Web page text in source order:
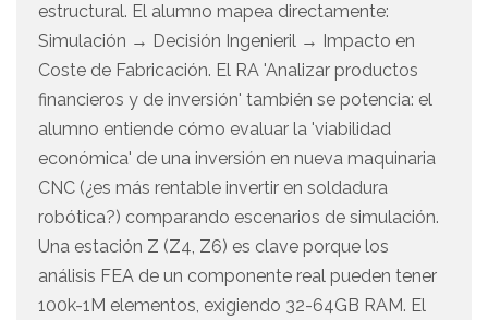
estructural. El alumno mapea directamente:
Simulación → Decisión Ingenieril → Impacto en
Coste de Fabricación. El RA 'Analizar productos
financieros y de inversión' también se potencia: el
alumno entiende cómo evaluar la 'viabilidad
económica' de una inversión en nueva maquinaria
CNC (¿es más rentable invertir en soldadura
robótica?) comparando escenarios de simulación.
Una estación Z (Z4, Z6) es clave porque los
análisis FEA de un componente real pueden tener
100k-1M elementos, exigiendo 32-64GB RAM. El